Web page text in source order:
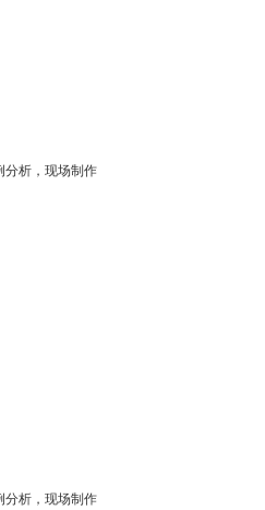
分析，现场制作
分析，现场制作